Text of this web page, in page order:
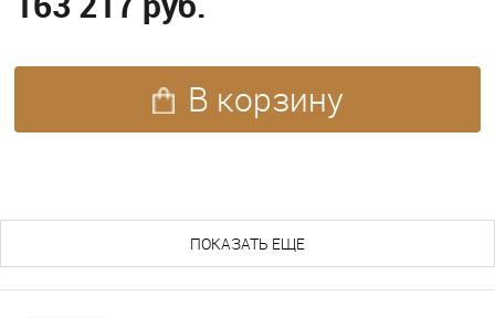
В корзину
ПОКАЗАТЬ ЕЩЕ